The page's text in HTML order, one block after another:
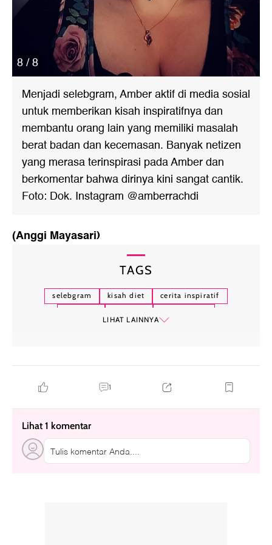
8 / 8
Menjadi selebgram, Amber aktif di media sosial
untuk memberikan kisah inspiratifnya dan
membantu orang lain yang memiliki masalah
berat badan dan kecemasan. Banyak netizen
yang merasa terinspirasi pada Amber dan
berkomentar bahwa dirinya kini sangat cantik.
Foto: Dok. Instagram @amberrachdi
(Anggi Mayasari)
TAGS
selebgram kisah diet
cerita inspiratif
LIHAT LAINNYA
1
Lihat 1 komentar
Tulis komentar Anda....